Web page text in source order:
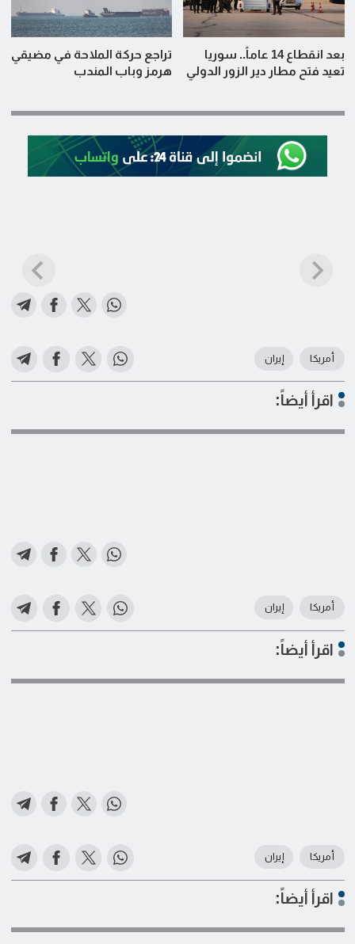
بعد انقطاع 14 عاماً.. سوريا
تعيد فتح مطار دير الزور الدولي
تراجع حركة الملاحة في مضيقي
هرمز وباب المندب
أمريكا إيران
اقرأ أيضاً:
أمريكا إيران
اقرأ أيضاً:
أمريكا إيران
اقرأ أيضاً: